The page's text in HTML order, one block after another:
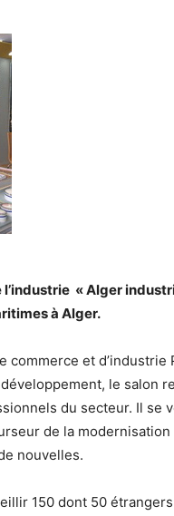
« Alger
à Alger.
commerce et d’industrie
développement, le salon
du secteur. Il se
de la modernisation
nouvelles.
150 dont 50 étrangers